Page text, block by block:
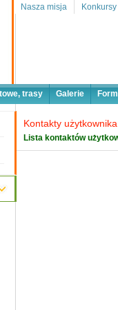
Nasza misja Konkursy
trasy Galerie
Kontakty
Lista kontaktów